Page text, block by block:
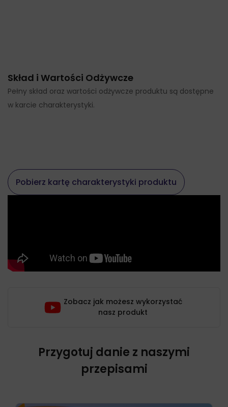
Skład i Wartości Odżywcze
Pełny skład oraz wartości odżywcze produktu są dostępne
w karcie charakterystyki.
Pobierz kartę charakterystyki produktu
Zobacz jak możesz wykorzystać
nasz produkt
Przygotuj danie z naszymi
przepisami